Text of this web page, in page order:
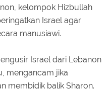
kelompok Hizbullah
Israel agar
manusiawi.
Israel dari Lebanon
mengancam jika
membidik balik Sharon.